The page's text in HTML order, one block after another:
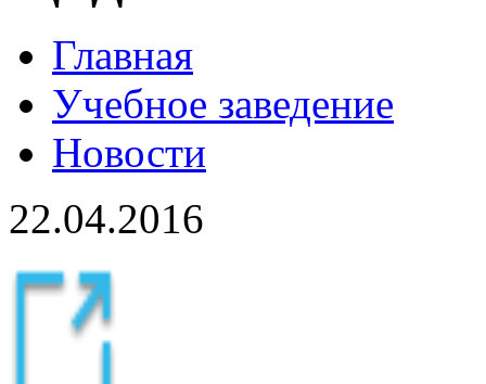
Главная
Учебное заведение
Новости
22.04.2016